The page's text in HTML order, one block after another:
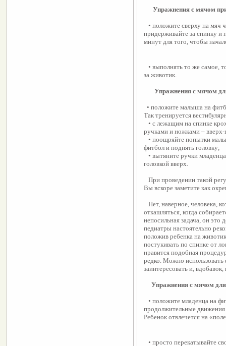
Упражнения с мячом при
придерживайте за спинку и
минут для того, чтобы
за животик.
Упражнения с мячом
• положите малыша на
Так тренируется
ручками и ножками – вверх-
фитбол и поднять головку;
головкой вверх.
Вы вскоре заметите как
откашляться, когда
непосильная задача, он это
педиатры настоятельно
положив ребенка на
постукивать по спинке от
нравится подобная
редко. Можно использовать
заинтересовать и,
Упражнения с мячом
продолжительные
Ребенок отвлечется на